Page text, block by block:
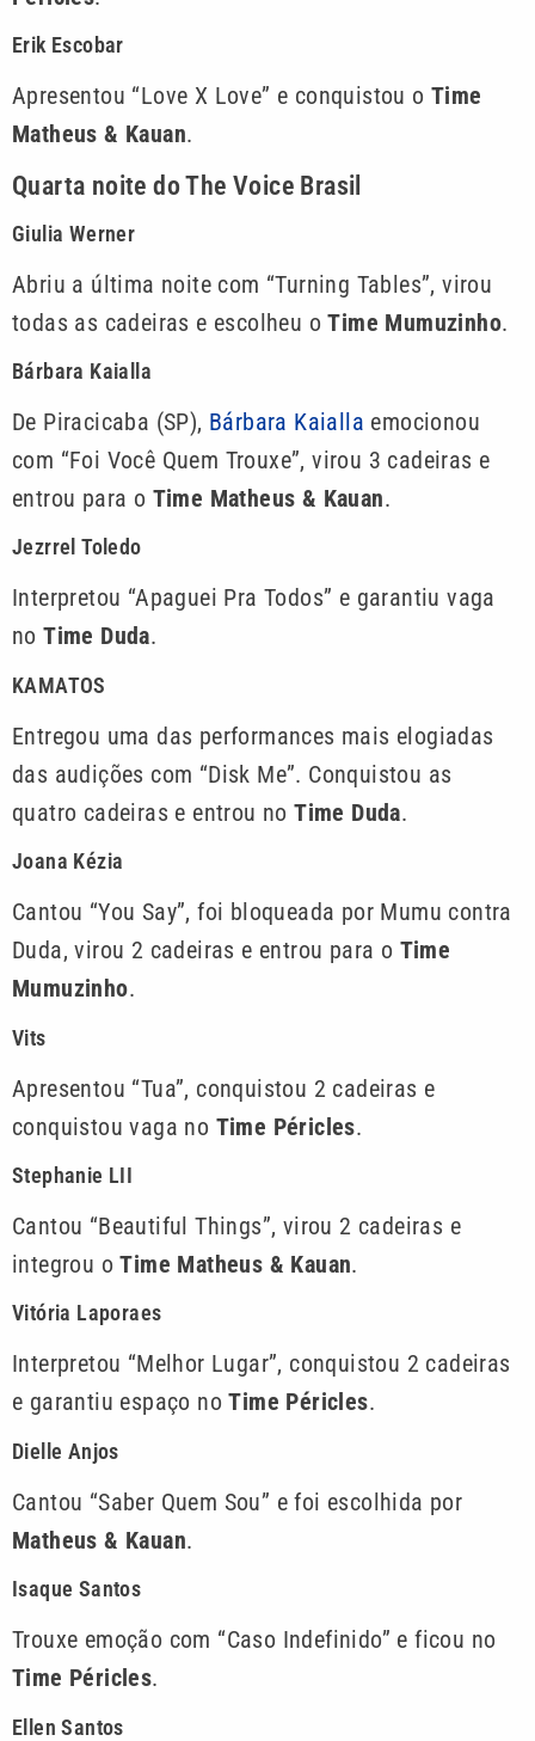
Erik Escobar
Apresentou “Love X Love” e conquistou o Time
Matheus & Kauan.
Quarta noite do The Voice Brasil
Giulia Werner
Abriu a última noite com “Turning Tables”, virou
todas as cadeiras e escolheu oTime Mumuzinho.
Bárbara Kaialla
De Piracicaba (SP), Bárbara Kaialla emocionou
com “Foi Você Quem Trouxe”, virou 3 cadeiras e
entrou para o Time Matheus & Kauan.
Jezrrel Toledo
Interpretou “Apaguei Pra Todos” e garantiu vaga
noTime Duda.
KAMATOS
Entregou uma das performances mais elogiadas
das audições com “Disk Me”. Conquistou as
quatro cadeiras e entrou noTime Duda.
Joana Kézia
Cantou “You Say”, foi bloqueada por Mumu contra
Duda, virou 2 cadeiras e entrou para o Time
Mumuzinho.
Vits
Apresentou “Tua”, conquistou 2 cadeiras e
conquistou vaga no Time Péricles.
Stephanie LII
Cantou “Beautiful Things”, virou 2 cadeiras e
integrou oTime Matheus & Kauan.
Vitória Laporaes
Interpretou “Melhor Lugar”, conquistou 2 cadeiras
e garantiu espaço noTime Péricles.
Dielle Anjos
Cantou “Saber Quem Sou” e foi escolhida por
Matheus & Kauan.
Isaque Santos
Trouxe emoção com “Caso Indefinido” e ficou no
Time Péricles.
Ellen Santos